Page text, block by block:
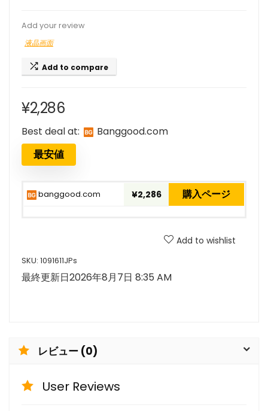
Add your review
液晶画面
Add to compare
¥2,286
Best deal at: banggood.com
最安値
banggood.com ¥2,286 購入ページ
Add to wishlist
SKU: 1091611JPs
最終更新日2026年8月7日 8:35 AM
レビュー (0)
User Reviews